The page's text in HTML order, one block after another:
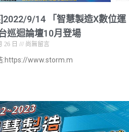
9/14 「智慧製造X數位運
巡迴論壇10月登場
26 日 尚無留言
:https://www.storm.m